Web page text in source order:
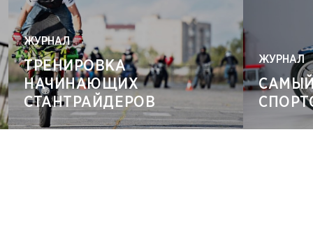
ЖУРНАЛ
ТРЕНИРОВКА
НАЧИНАЮЩИХ
СТАНТРАЙДЕРОВ
ЖУРНАЛ